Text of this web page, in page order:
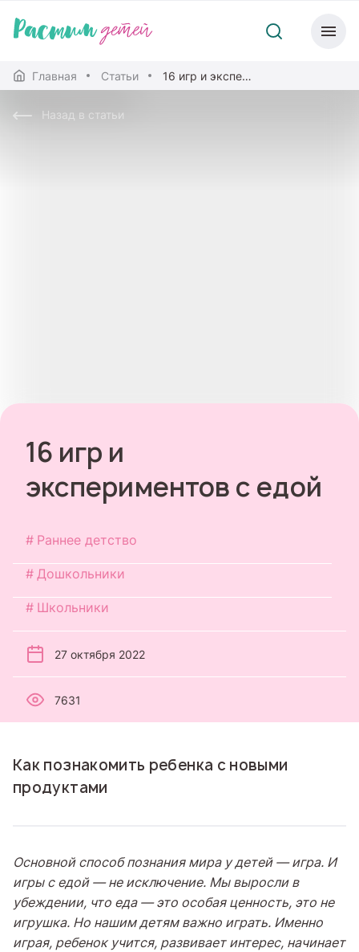
Главная Статьи 16 игр и экспериментов с едой
Назад в статьи
16 игр и
экспериментов с едой
Раннее детство
Дошкольники
Школьники
27 октября 2022
7631
Как познакомить ребенка с новыми
продуктами
Основной способ познания мира у детей — игра. И
игры с едой — не исключение. Мы выросли в
убеждении, что еда — это особая ценность, это не
игрушка. Но нашим детям важно играть. Именно
играя, ребенок учится, развивает интерес, начинает